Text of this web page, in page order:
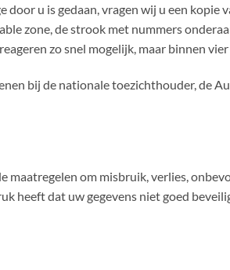
u is gedaan, vragen wij u een
zone, de strook met nummers
zo snel mogelijk, maar binnen
bij de nationale toezichthouder, de
maatregelen om misbruik, verlies,
heeft dat uw gegevens niet goed